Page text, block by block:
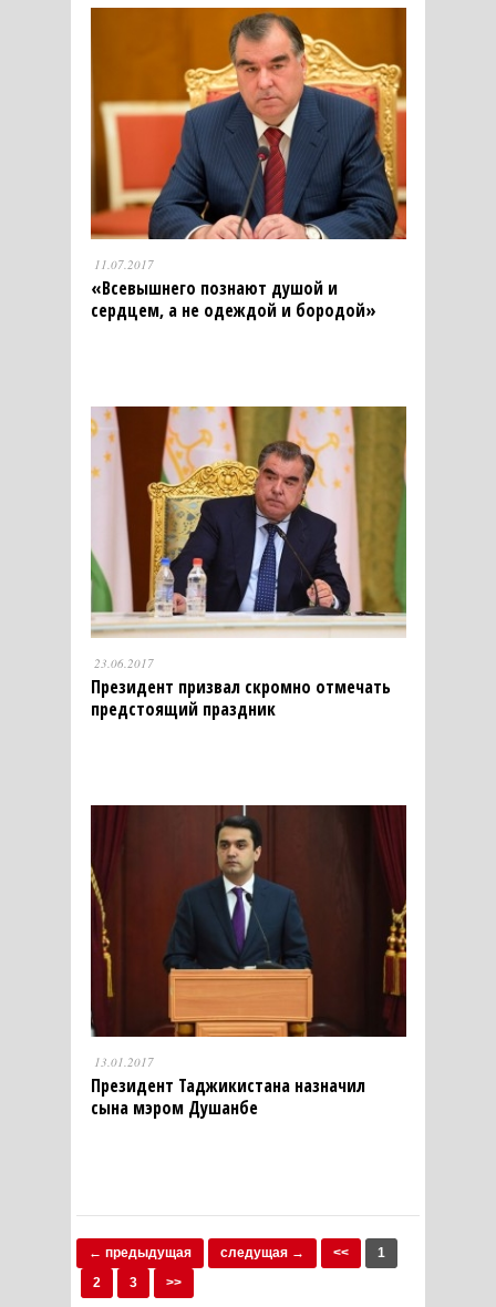
11.07.2017
«Всевышнего познают душой и
сердцем, а не одеждой и бородой»
23.06.2017
Президент призвал скромно отмечать
предстоящий праздник
13.01.2017
Президент Таджикистана назначил
сына мэром Душанбе
← предыдущая следущая → <<
1
2
3 >>